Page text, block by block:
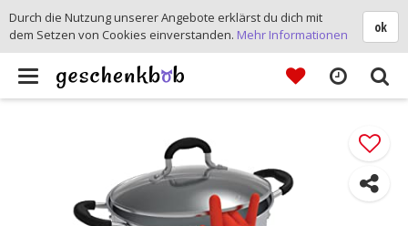
Toggle
ok
Durch die Nutzung unserer Angebote erklärst du dich mit
dem Setzen von Cookies einverstanden. Mehr Informationen